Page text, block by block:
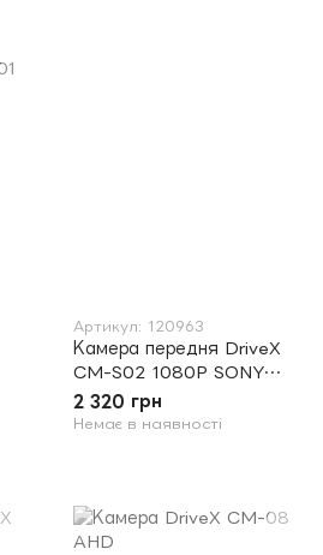
Артикул: 120963
Камера передня DriveX
CM-S02 1080P SONY
FRONT
2 320 грн
Немає в наявності